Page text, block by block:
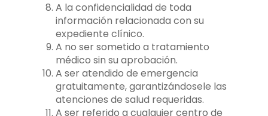
A la confidencialidad de toda
información relacionada con su
expediente clínico.
A no ser sometido a tratamiento
médico sin su aprobación.
A ser atendido de emergencia
gratuitamente, garantizándosele las
atenciones de salud requeridas.
A ser referido a cualquier centro de